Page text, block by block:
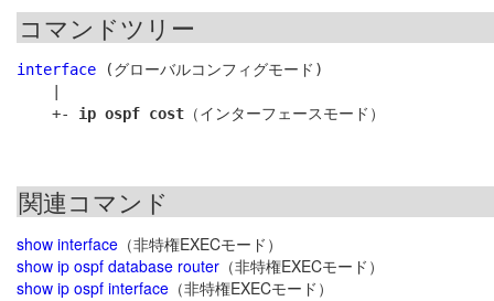
コマンドツリー
interface (グローバルコンフィグモード)
    +-
ip ospf cost
関連コマンド
show interface （非特権EXECモード）
show ip ospf database router （非特権EXECモード）
show ip ospf interface （非特権EXECモード）